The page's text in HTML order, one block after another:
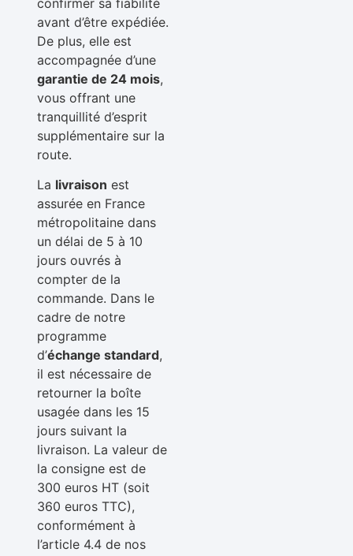
avant d’être expédiée.
De plus, elle est
accompagnée d’une
garantie de 24 mois,
vous offrant une
tranquillité d’esprit
supplémentaire sur la
route.
La livraison est
assurée en France
métropolitaine dans
un délai de 5 à 10
jours ouvrés à
compter de la
commande. Dans le
cadre de notre
programme
d’échange standard,
il est nécessaire de
retourner la boîte
usagée dans les 15
jours suivant la
livraison. La valeur de
la consigne est de
300 euros HT (soit
360 euros TTC),
conformément à
l’article 4.4 de nos